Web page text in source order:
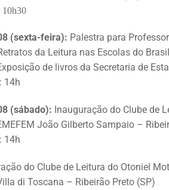
(sexta-feira): Palestra para
da Leitura nas Escolas do Brasil
de livros da Secretaria de
14h
(sábado): Inauguração do Clube de
João Gilberto Sampaio –
14h
do Clube de Leitura do Otoniel
di Toscana – Ribeirão Preto (SP)